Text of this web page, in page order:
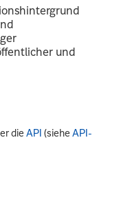
und
dieAPI (sieheAPI-